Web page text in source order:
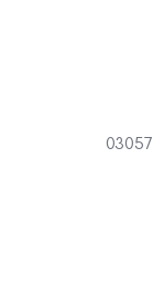
03057